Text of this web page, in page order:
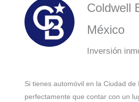
Coldwell
México
Inversión
Si tienes automóvil en la Ciudad de
perfectamente que contar con un